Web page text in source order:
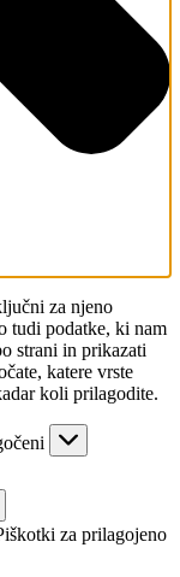
za njeno
tudi podatke, ki nam
strani in prikazati
katere vrste
koli prilagodite.
za prilagojeno